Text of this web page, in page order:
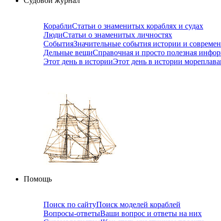
КораблиСтатьи о знаменитых кораблях и судах
ЛюдиСтатьи о знаменитых личностях
СобытияЗначительные события истории и
Дельные вещиСправочная и просто полезная
Этот день в историиЭтот день в истории
Помощь
Поиск по сайтуПоиск моделей кораблей
Вопросы-ответыВаши вопрос и ответы на них